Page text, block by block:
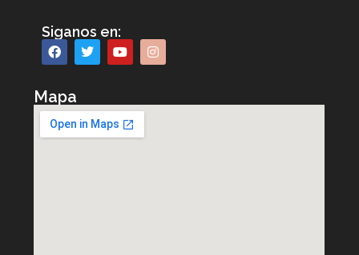
Siganos en:
Mapa